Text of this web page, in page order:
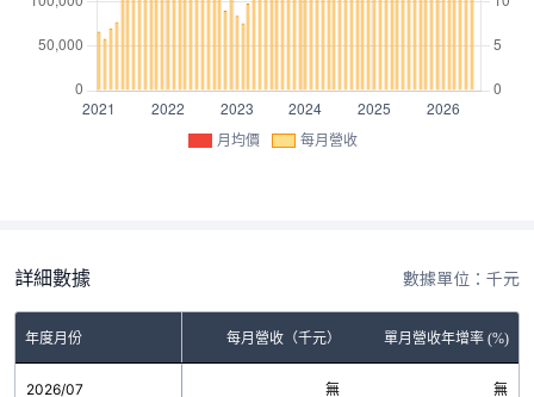
月均價 每月營收
詳細數據 數據單位：千元
年度月份 每月營收（千元） 單月營收年增率 (%)
2026/07 無 無